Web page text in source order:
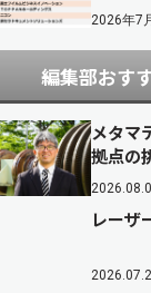
2026年7
編集部おす
メタマ
拠点の
レーザ